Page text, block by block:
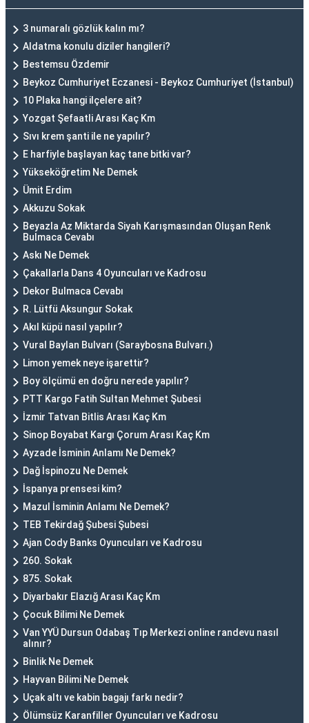
3 numaralı gözlük kalın mı?
Aldatma konulu diziler hangileri?
Bestemsu Özdemir
Beykoz Cumhuriyet Eczanesi - Beykoz Cumhuriyet (İstanbul)
10 Plaka hangi ilçelere ait?
Yozgat Şefaatli Arası Kaç Km
Sıvı krem şanti ile ne yapılır?
E harfiyle başlayan kaç tane bitki var?
Yükseköğretim Ne Demek
Ümit Erdim
Akkuzu Sokak
Beyazla Az Miktarda Siyah Karışmasından Oluşan Renk
Bulmaca Cevabı
Askı Ne Demek
Çakallarla Dans 4 Oyuncuları ve Kadrosu
Dekor Bulmaca Cevabı
R. Lütfü Aksungur Sokak
Akıl küpü nasıl yapılır?
Vural Baylan Bulvarı (Saraybosna Bulvarı.)
Limon yemek neye işarettir?
Boy ölçümü en doğru nerede yapılır?
PTT Kargo Fatih Sultan Mehmet Şubesi
İzmir Tatvan Bitlis Arası Kaç Km
Sinop Boyabat Kargı Çorum Arası Kaç Km
Ayzade İsminin Anlamı Ne Demek?
Dağ İspinozu Ne Demek
İspanya prensesi kim?
Mazul İsminin Anlamı Ne Demek?
TEB Tekirdağ Şubesi Şubesi
Ajan Cody Banks Oyuncuları ve Kadrosu
260. Sokak
875. Sokak
Diyarbakır Elazığ Arası Kaç Km
Çocuk Bilimi Ne Demek
Van YYÜ Dursun Odabaş Tıp Merkezi online randevu nasıl
alınır?
Binlik Ne Demek
Hayvan Bilimi Ne Demek
Uçak altı ve kabin bagajı farkı nedir?
Ölümsüz Karanfiller Oyuncuları ve Kadrosu